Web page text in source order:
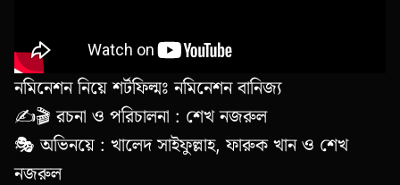
নমিনেশন নিয়ে শর্টফিল্মঃ নমিনেশন বানিজ্য
✍️🎬 রচনা ও পরিচালনা : শেখ নজরুল
🎭 অভিনয়ে : খালেদ সাইফুল্লাহ, ফারুক খান ও শেখ
নজরুল